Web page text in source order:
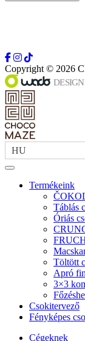
Copyright © 2026
HU
Termékeink
Táblás
Óriás
Töltött
Apró
3×3
Csokitervező
Fényképes
Cégeknek